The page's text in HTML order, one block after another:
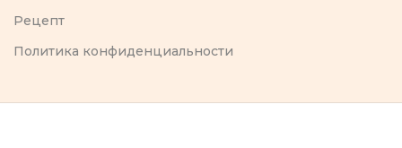
Рецепт
Политика конфиденциальности